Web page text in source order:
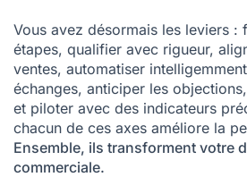
Vous avez désormais les leviers :
étapes, qualifier avec rigueur,
ventes, automatiser
échanges, anticiper les
et piloter avec des indicateurs
chacun de ces axes améliore la
Ensemble, ils transforment votre
commerciale.